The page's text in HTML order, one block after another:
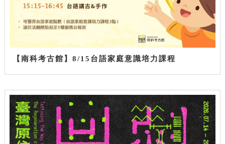
【南科考古館】8/15台語家庭意識培力課程